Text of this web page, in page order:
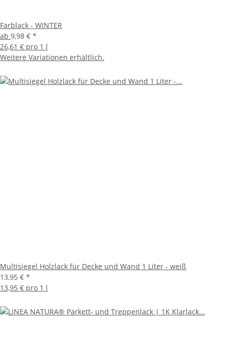
Farblack - WINTER
ab 9,98 € *
26,61 € pro 1 l
Weitere Variationen erhältlich.
Multisiegel Holzlack für Decke und Wand 1 Liter - weiß
13,95 € *
13,95 € pro 1 l